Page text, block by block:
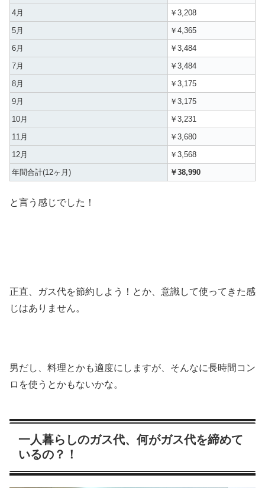
4月
￥3,208
5月
￥4,365
6月
￥3,484
7月
￥3,484
8月
￥3,175
9月
￥3,175
10月
￥3,231
11月
￥3,680
12月
￥3,568
年間合計(12ヶ月)
￥38,990
と言う感じでした！
正直、ガス代を節約しよう！とか、意識して使ってきた感
じはありません。
男だし、料理とかも適度にしますが、そんなに長時間コン
ロを使うとかもないかな。
一人暮らしのガス代、何がガス代を締めて
いるの？！